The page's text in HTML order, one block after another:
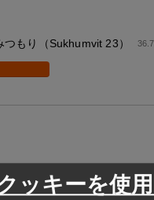
つもり（Sukhumvit 23）
ッキーを使用